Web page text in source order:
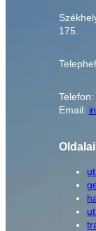
175.
Telefon:
Email: